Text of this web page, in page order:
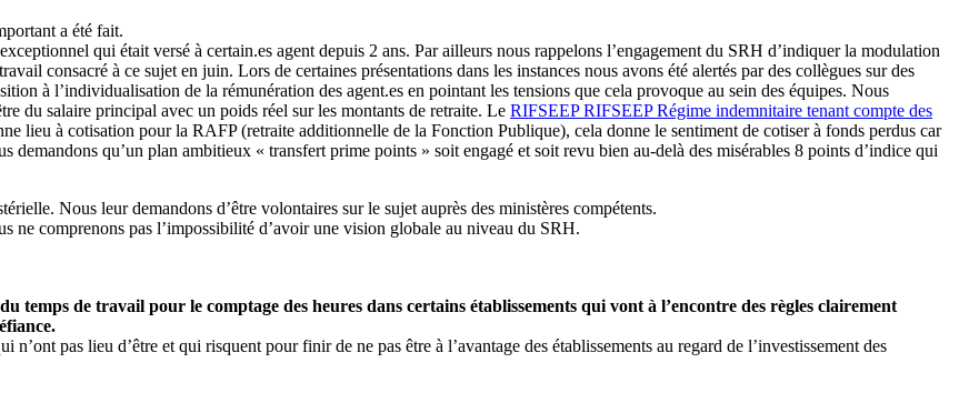
a été fait.
qui était versé à certain.es agent depuis 2 ans. Par ailleurs nous rappelons l’engagement du SRH d’indiquer la modulation
consacré à ce sujet en juin. Lors de certaines présentations dans les instances nous avons été alertés par des collègues sur des
à l’individualisation de la rémunération des agent.es en pointant les tensions que cela provoque au sein des équipes. Nous
du salaire principal avec un poids réel sur les montants de retraite. Le RIFSEEP RIFSEEP Régime indemnitaire tenant compte des
lieu à cotisation pour la RAFP (retraite additionnelle de la Fonction Publique), cela donne le sentiment de cotiser à fonds perdus car
demandons qu’un plan ambitieux « transfert prime points » soit engagé et soit revu bien au-delà des misérables 8 points d’indice qui
Nous leur demandons d’être volontaires sur le sujet auprès des ministères compétents.
comprenons pas l’impossibilité d’avoir une vision globale au niveau du SRH.
temps de travail pour le comptage des heures dans certains établissements qui vont à l’encontre des règles clairement
n’ont pas lieu d’être et qui risquent pour finir de ne pas être à l’avantage des établissements au regard de l’investissement des